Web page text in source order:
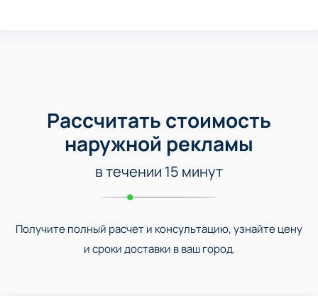
Рассчитать стоимость
наружной рекламы
в течении 15 минут
Получите полный расчет и консультацию, узнайте цену
и сроки доставки в ваш город.